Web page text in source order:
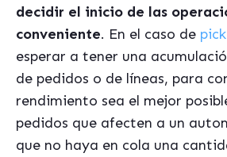
decidir el inicio de las
conveniente. En el caso de
esperar a tener una
de pedidos o de líneas, para
rendimiento sea el mejor
pedidos que afecten a un
que no haya en cola una